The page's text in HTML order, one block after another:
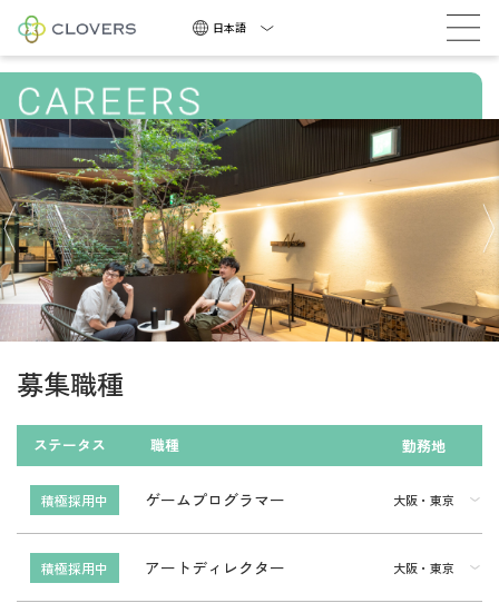
日本語
積
採
用
中
募集職種
ステータス 職種 勤務地
積極採用中 ゲームプログラマー 大阪・東京
積極採用中 アートディレクター 大阪・東京
COMPANY
CAREERS
CONTACT